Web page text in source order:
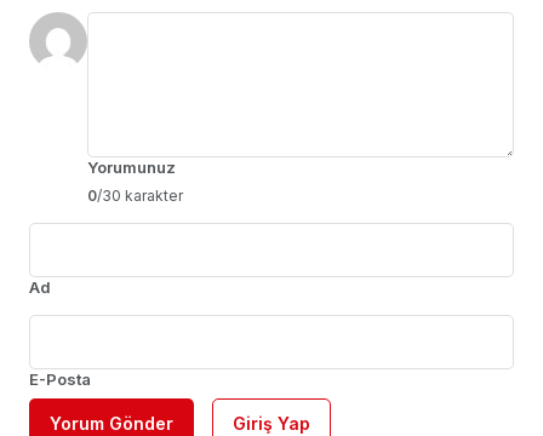
Yorumunuz
0/30 karakter
Ad
E-Posta
Yorum Gönder Giriş Yap